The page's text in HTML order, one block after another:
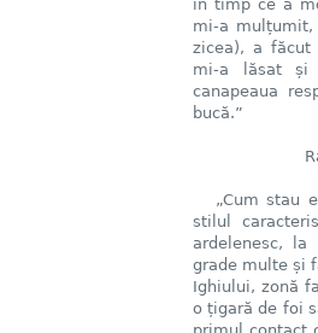
în timp ce a
mi-a
zicea), a făcut
mi-a lăsat
canapeaua
bucă.”
„Cum stau
stilul
ardelenesc,
grade multe și
Ighiului, zonă
o țigară de foi
primul contact